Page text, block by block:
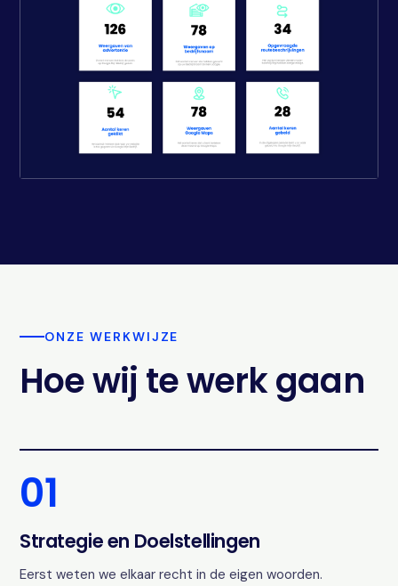
ONZE WERKWIJZE
Hoe wij te werk gaan
01
Strategie en Doelstellingen
Eerst weten we elkaar recht in de eigen woorden.